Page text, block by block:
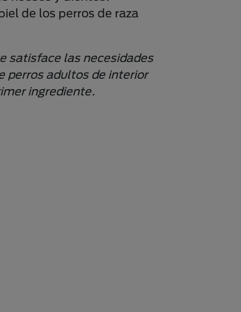
de los perros de raza
satisface las necesidades
perros adultos de interior
ingrediente.